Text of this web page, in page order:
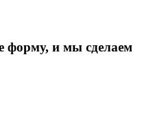
форму, и мы сделаем